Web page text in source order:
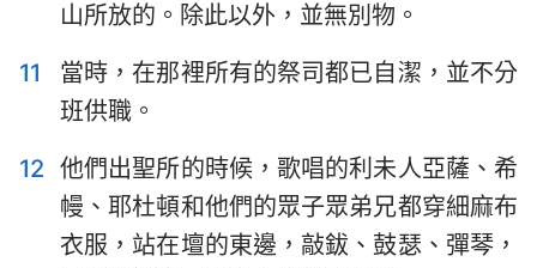
8
22
23 24 25 26 27
28
29
30 31 32 33 34
35
山所放的。除此以外，並無別物。
11
當時，在那裡所有的祭司都已自潔，並不分
班供職。
12 他們出聖所的時候，歌唱的利未人亞薩、希
幔、耶杜頓和他們的眾子眾弟兄都穿細麻布
衣服，站在壇的東邊，敲鈸、鼓瑟、彈琴，